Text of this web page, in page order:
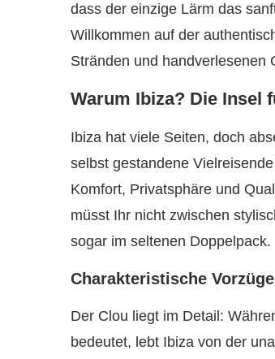
dass der einzige Lärm das
Willkommen auf der
Stränden und handverlesenen
Warum Ibiza? Die Insel
Ibiza hat viele Seiten, doch
selbst gestandene
Komfort, Privatsphäre und
müsst Ihr nicht zwischen
sogar im seltenen Doppelpack.
Charakteristische
Der Clou liegt im Detail:
bedeutet, lebt Ibiza von der